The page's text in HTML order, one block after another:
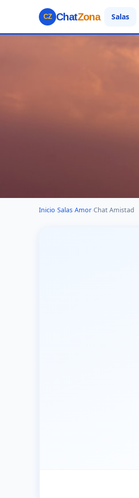
CZ ChatZona Salas
Inicio Salas Amor Chat Amistad